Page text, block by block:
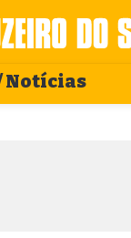
Notícias